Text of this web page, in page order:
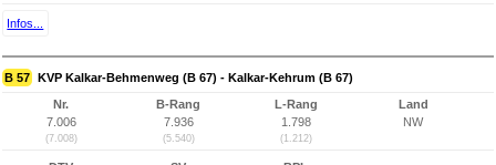
Infos...
B 57 KVP Kalkar-Behmenweg (B 67) - Kalkar-Kehrum (B 67)
Nr.
7.006
(7.008)
B-Rang
7.936
(5.540)
L-Rang
1.798
(1.212)
Land
NW